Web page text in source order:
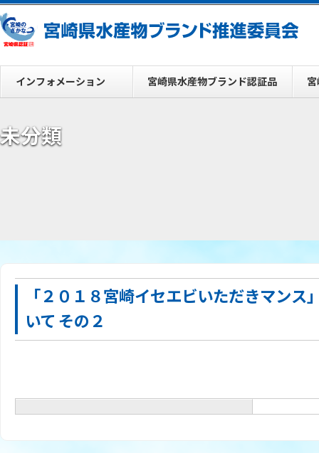
インフォメーション 宮崎県水産物ブランド認証品
未分類
「２０１８宮崎イセエビいただきマンス
いて その２